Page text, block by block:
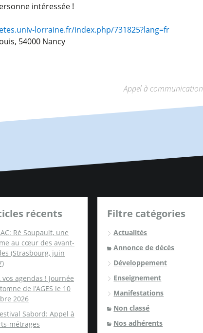
intéressée !
lorraine.fr/index.php/731825?lang=fr
54000 Nancy
Appel à communication
récents
Ré Soupault, une
au cœur des avant-
(Strasbourg, juin
vos agendas ! Journée
de l’AGES le 10
2026
Sabord: Appel à
métrages
Filtre catégories
Actualités
Annonce de décès
Développement
Enseignement
Manifestations
Non classé
Nos adhérents